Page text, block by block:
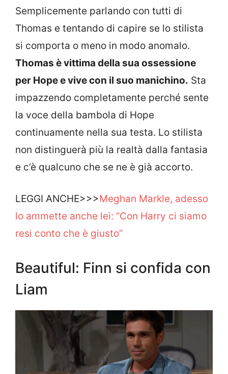
Semplicemente parlando con tutti di
Thomas e tentando di capire se lo stilista
si comporta o meno in modo anomalo.
Thomas è vittima della sua ossessione
per Hope e vive con il suo manichino. Sta
impazzendo completamente perché sente
la voce della bambola di Hope
continuamente nella sua testa. Lo stilista
non distinguerà più la realtà dalla fantasia
e c’è qualcuno che se ne è già accorto.
LEGGI ANCHE>>>Meghan Markle, adesso
lo ammette anche lei: “Con Harry ci siamo
resi conto che è giusto”
Beautiful: Finn si confida con
Liam